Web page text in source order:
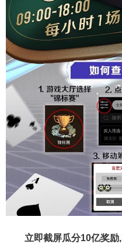
立即截屏瓜分10亿奖励,